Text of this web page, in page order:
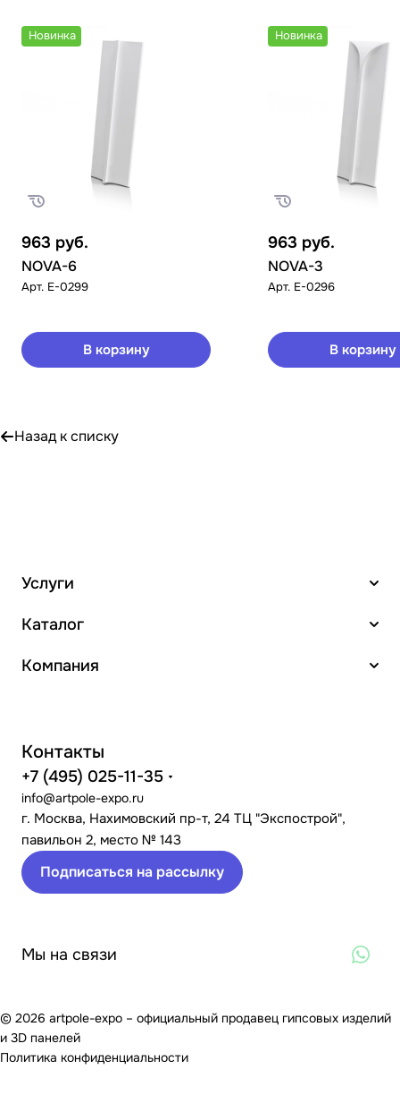
Новинка
963 руб.
NOVA-6
Арт. E-0299
В корзину
Новинка
963 руб.
NOVA-3
Арт. E-0296
В корзину
Назад к списку
Услуги
Каталог
Компания
Контакты
+7 (495) 025-11-35
info@artpole-expo.ru
г. Москва, Нахимовский пр-т, 24 ТЦ "Экспострой",
павильон 2, место № 143
Подписаться на рассылку
Мы на связи
© 2026 artpole-expo – официальный продавец гипсовых изделий
и 3D панелей
Политика конфиденциальности